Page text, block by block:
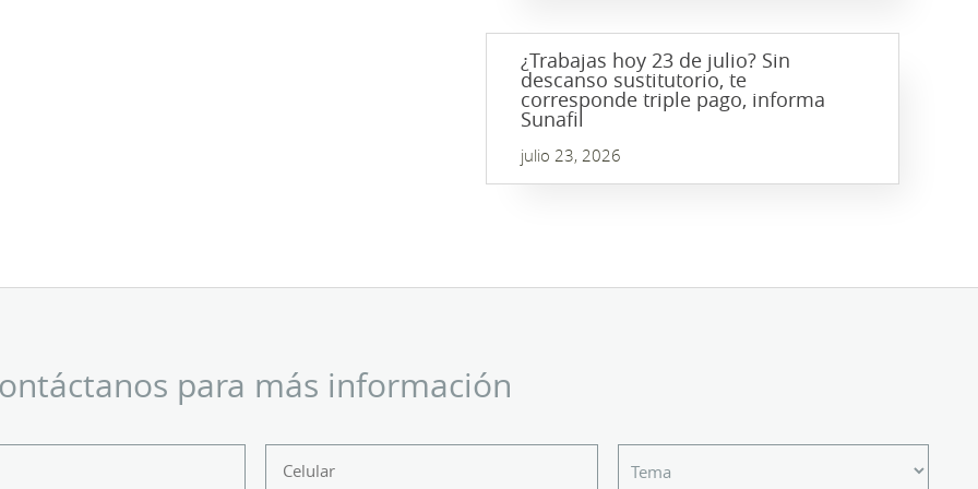
¿Trabajas hoy 23 de julio? Sin
descanso sustitutorio, te
corresponde triple pago, informa
Sunafil
julio 23, 2026
para más información